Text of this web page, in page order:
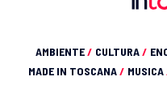
AMBIENTE/ CULTURA/
MADE IN TOSCANA/ MUSICA